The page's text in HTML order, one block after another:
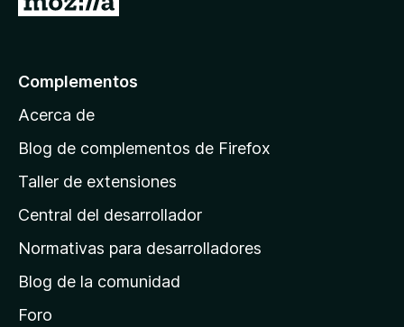
p
á
n
a
e
i
Complementos
Acerca de
Blog de complementos de Firefox
Taller de extensiones
Central del desarrollador
Normativas para desarrolladores
Blog de la comunidad
Foro